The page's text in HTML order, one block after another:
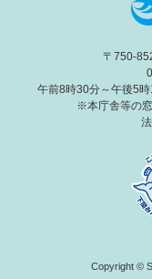
〒750-
午前8時30分～午後5時
※本庁舎等の
Copyright ©